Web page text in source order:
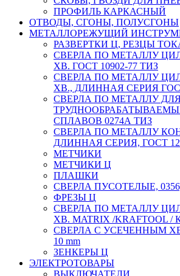
ПРОФИЛЬ КАРКАСНЫЙ
ОТВОДЫ, СГОНЫ, ПОЛУСГОНЫ
МЕТАЛЛОРЕЖУЩИЙ
РАЗВЕРТКИ Ц, РЕЗЦЫ
СВЕРЛА ПО МЕТАЛЛУ
ХВ. ГОСТ 10902-77 ТИЗ
СВЕРЛА ПО МЕТАЛЛУ
ХВ., ДЛИННАЯ СЕРИЯ
СВЕРЛА ПО МЕТАЛЛУ
СПЛАВОВ 0274А ТИЗ
СВЕРЛА ПО МЕТАЛЛУ
ДЛИННАЯ СЕРИЯ, ГОСТ
МЕТЧИКИ
МЕТЧИКИ Ц
ПЛАШКИ
СВЕРЛА ПУСОТЕЛЫЕ,
ФРЕЗЫ Ц
СВЕРЛА ПО МЕТАЛЛУ
ХВ. MATRIX /KRAFTOOL /
СВЕРЛА С УСЕЧЕННЫМ
10 mm
ЗЕНКЕРЫ Ц
ЭЛЕКТРОТОВАРЫ
ВЫКЛЮЧАТЕЛИ